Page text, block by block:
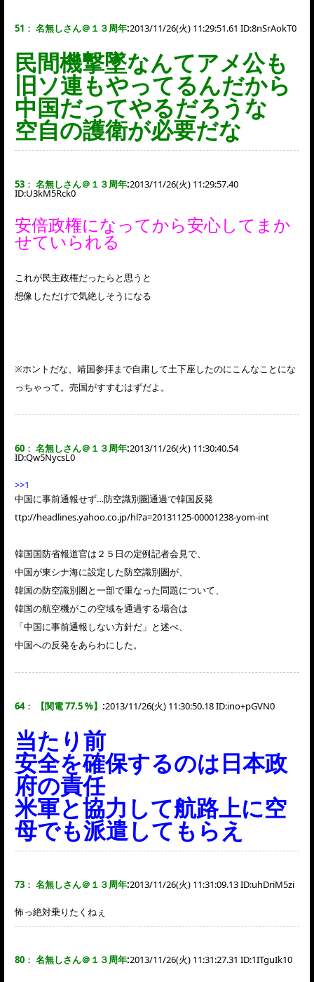
51 ： 名無しさん＠１３周年:2013/11/26(火) 11:29:51.61 ID:8nSrAokT0
民間機撃墜なんてアメ公も
旧ソ連もやってるんだから
中国だってやるだろうな
空自の護衛が必要だな
53 ： 名無しさん＠１３周年:2013/11/26(火) 11:29:57.40
ID:U3kM5Rck0
安倍政権になってから安心してまか
せていられる
これが民主政権だったらと思うと
想像しただけで気絶しそうになる
※ホントだな、靖国参拝まで自粛して土下座したのにこんなことにな
っちゃって。売国がすすむはずだよ。
60 ： 名無しさん＠１３周年:2013/11/26(火) 11:30:40.54
ID:Qw5NycsL0
>>1
中国に事前通報せず…防空識別圏通過で韓国反発
ttp://headlines.yahoo.co.jp/hl?a=20131125-00001238-yom-int
韓国国防省報道官は２５日の定例記者会見で、
中国が東シナ海に設定した防空識別圏が、
韓国の防空識別圏と一部で重なった問題について、
韓国の航空機がこの空域を通過する場合は
「中国に事前通報しない方針だ」と述べ、
中国への反発をあらわにした。
64： 【関電 77.5 %】 :2013/11/26(火) 11:30:50.18 ID:ino+pGVN0
当たり前
安全を確保するのは日本政
府の責任
米軍と協力して航路上に空
母でも派遣してもらえ
73 ： 名無しさん＠１３周年:2013/11/26(火) 11:31:09.13 ID:uhDriM5zi
怖っ絶対乗りたくねぇ
80 ： 名無しさん＠１３周年:2013/11/26(火) 11:31:27.31 ID:1ITguIk10